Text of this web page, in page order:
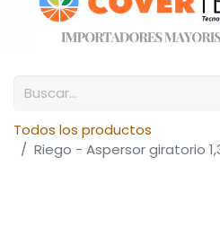
Todos los productos
Riego - Aspersor giratorio